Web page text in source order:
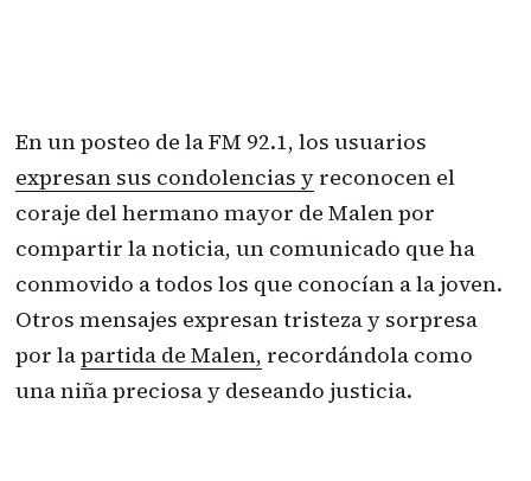
En un posteo de la FM 92.1, los usuarios
expresan sus condolencias yreconocen el
coraje del hermano mayor de Malen por
compartir la noticia, un comunicado que ha
conmovido a todos los que conocían a la joven.
Otros mensajes expresan tristeza y sorpresa
por lapartida de Malen, recordándola como
una niña preciosa y deseando justicia.